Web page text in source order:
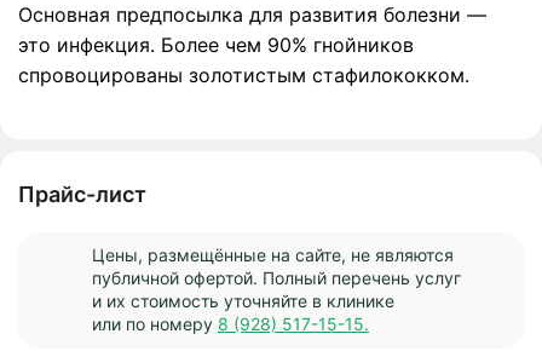
Основная предпосылка для развития болезни —
это инфекция. Более чем 90% гнойников
спровоцированы золотистым стафилококком.
Прайс-лист
Цены, размещённые на сайте, не являются
публичной офертой. Полный перечень услуг
и их стоимость уточняйте в клинике
или по номеру 8 (928) 517-15-15.